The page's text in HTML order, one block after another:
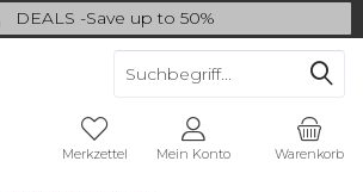
DEALS -Save up to 50%
Chance: ... if gone then gone
Warenkorb
Merkzettel Mein Konto